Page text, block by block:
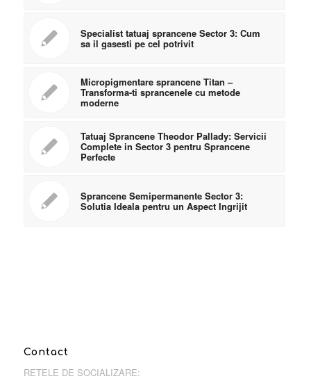
Specialist tatuaj sprancene Sector 3: Cum
sa il gasesti pe cel potrivit
Micropigmentare sprancene Titan –
Transforma-ti sprancenele cu metode
moderne
Tatuaj Sprancene Theodor Pallady: Servicii
Complete in Sector 3 pentru Sprancene
Perfecte
Sprancene Semipermanente Sector 3:
Solutia Ideala pentru un Aspect Ingrijit
Contact
RETELE DE SOCIALIZARE: